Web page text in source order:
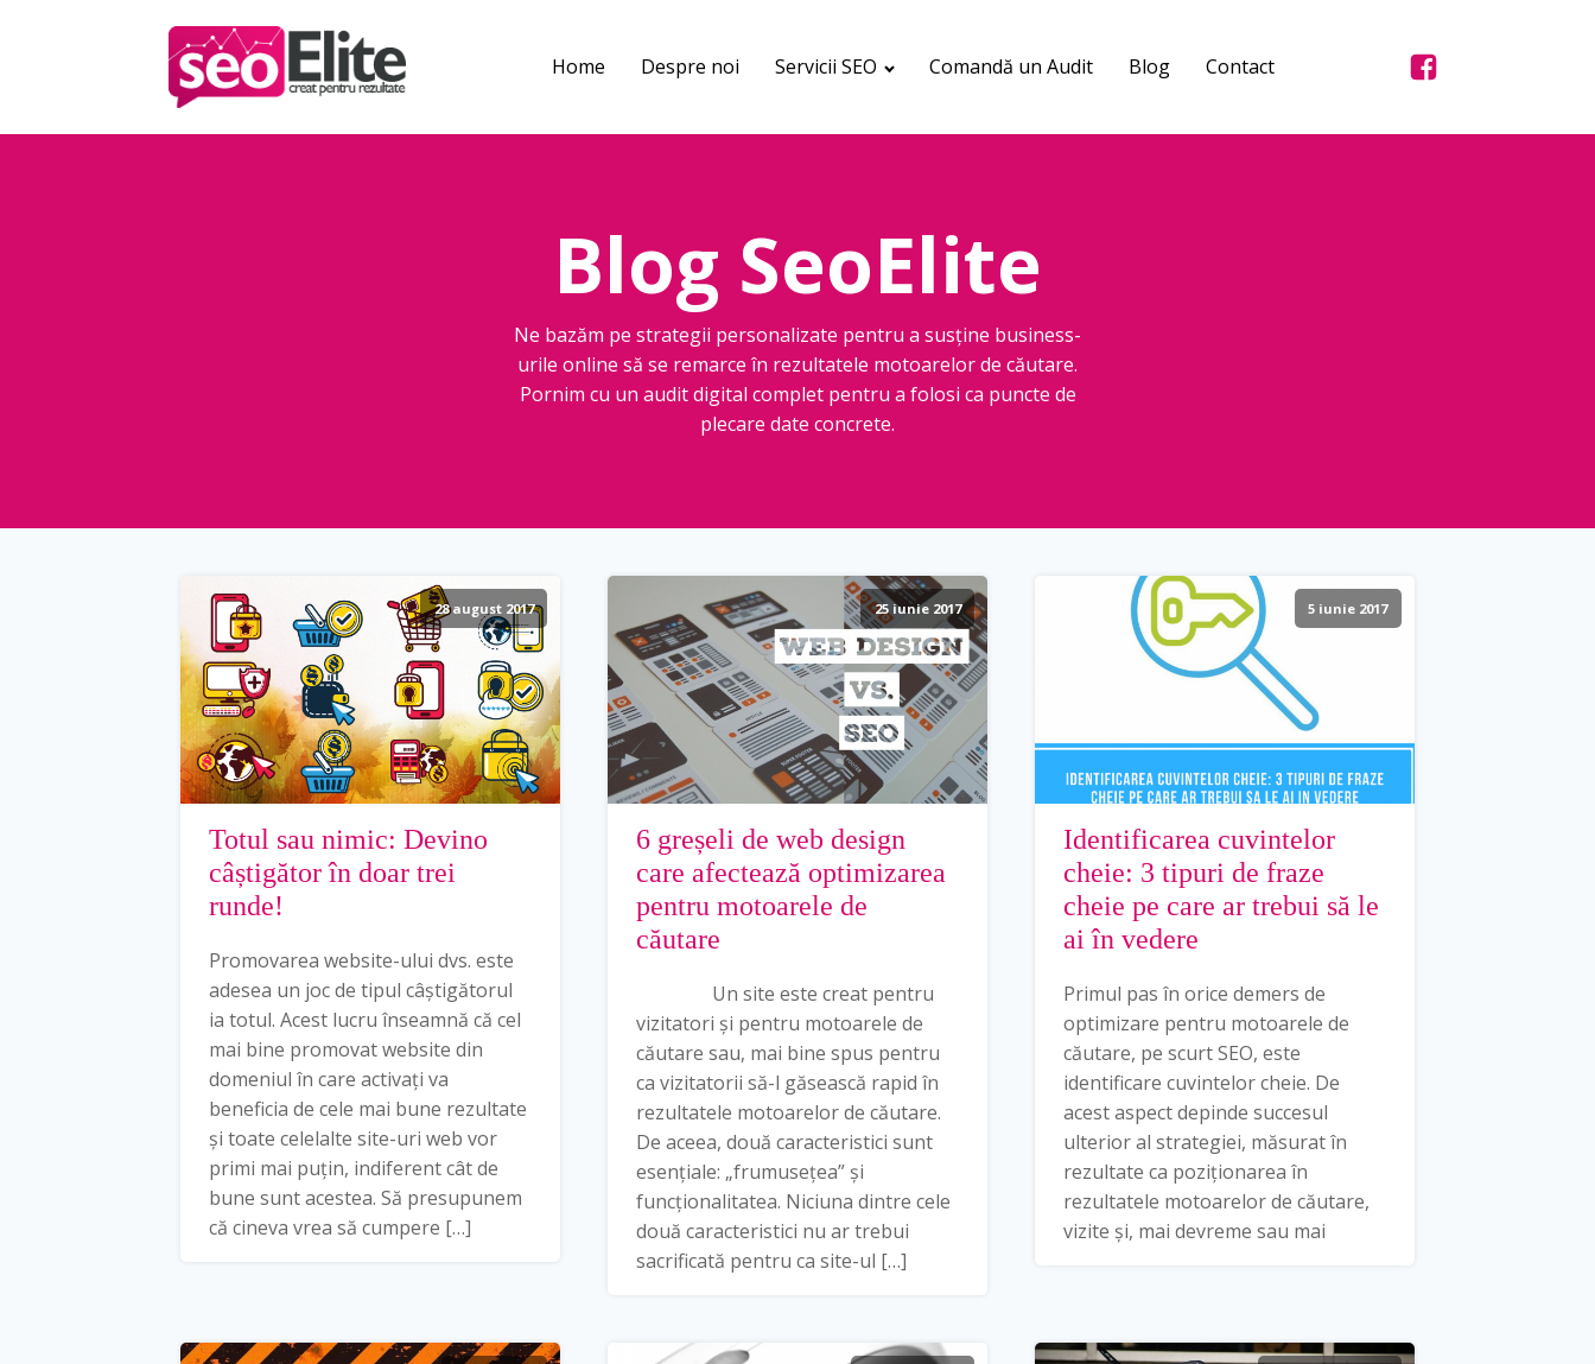
Home Despre noi Servicii SEO Comandă un Audit Blog Contact
Blog SeoElite
Ne bazăm pe strategii personalizate pentru a susține business-
urile online să se remarce în rezultatele motoarelor de căutare.
Pornim cu un audit digital complet pentru a folosi ca puncte de
plecare date concrete.
28 august 2017
Totul sau nimic: Devino
câștigător în doar trei
runde!
Promovarea website-ului dvs. este
adesea un joc de tipul câștigătorul
ia totul. Acest lucru înseamnă că cel
mai bine promovat website din
domeniul în care activați va
beneficia de cele mai bune rezultate
și toate celelalte site-uri web vor
primi mai puțin, indiferent cât de
bune sunt acestea. Să presupunem
că cineva vrea să cumpere […]
25 iunie 2017
6 greșeli de web design
care afectează optimizarea
pentru motoarele de
căutare
Un site este creat pentru
vizitatori și pentru motoarele de
căutare sau, mai bine spus pentru
ca vizitatorii să-l găsească rapid în
rezultatele motoarelor de căutare.
De aceea, două caracteristici sunt
esențiale: „frumusețea” și
funcționalitatea. Niciuna dintre cele
două caracteristici nu ar trebui
sacrificată pentru ca site-ul […]
5 iunie 2017
Identificarea cuvintelor
cheie: 3 tipuri de fraze
cheie pe care ar trebui să le
ai în vedere
Primul pas în orice demers de
optimizare pentru motoarele de
căutare, pe scurt SEO, este
identificare cuvintelor cheie. De
acest aspect depinde succesul
ulterior al strategiei, măsurat în
rezultate ca poziționarea în
rezultatele motoarelor de căutare,
vizite și, mai devreme sau mai